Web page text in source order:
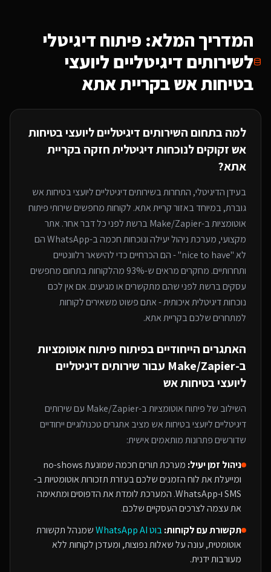
המדריך המלא: פיתוח דיגיטלי
לשירותים דיגיטליים ליועצי
בטיחות אשבקריית אתא
למה בתחום השירותים דיגיטליים ליועצי בטיחות
אשזקוקים לנוכחות דיגיטלית חזקה בקריית
אתא?
בעידן הדיגיטלי, התחרות בשירותים דיגיטליים ליועצי בטיחות אש
גוברת, במיוחדבאזור קריית אתא. לקוחות מחפשים שירותיפיתוח
אוטומציות ב-Make/Zapier
ברשת לפני כל דבר אחר. אתר
מקצועי, מערכת ניהול יעילה ונוכחות חכמה ב-WhatsApp הם
לא "nice to have" - הם הכרחיים כדי להישאר רלוונטיים
ותחרותיים. מחקרים מראים ש-93% מהלקוחות בתחום מחפשים
עסקים ברשת לפני שהם מתקשרים או מגיעים. אם אין לכם
נוכחות דיגיטלית איכותית - אתם פשוט משאירים לקוחות
למתחריםשלכם בקריית אתא.
האתגרים הייחודיים בפיתוח פיתוח אוטומציות
ב-Make/Zapier
עבור שירותים דיגיטליים
ליועצי בטיחות אש
השילוב שלפיתוח אוטומציות ב-Make/Zapier עםשירותים
דיגיטליים ליועצי בטיחות אש מציב אתגרים טכנולוגיים ייחודיים
שדורשים פתרונות מותאמים אישית:
ניהול זמן יעיל:
מערכת תורים חכמה שמונעת no-shows
ומייעלת את לוח הזמנים שלכם בעזרת תזכורות אוטומטיות ב-
SMS ו-WhatsApp. המערכת לומדת את הדפוסים ומתאימה
את עצמה לצרכים העסקיים שלכם.
תקשורת עם לקוחות:בוט WhatsApp AI
שמנהל תקשורת
אוטומטית, עונה על שאלות נפוצות, ומעדכן לקוחות ללא
מעורבות ידנית.